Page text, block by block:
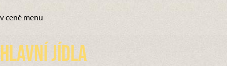
v ceně menu
Hlavní jídla